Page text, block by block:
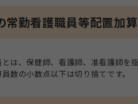
常勤看護職員等配置加
は、保健師、看護師、准看護師を指
数の小数点以下は切り捨てです。